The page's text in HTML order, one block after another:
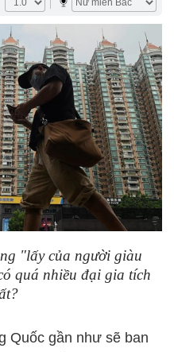
"lấy của người giàu
quá nhiều đại gia tích
Quốc gần như sẽ ban